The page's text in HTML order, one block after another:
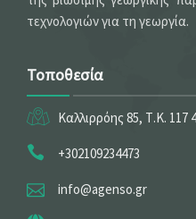
τεχνολογιών για τη γεωργία.
Τοποθεσία
Καλλιρρόης 85, Τ.Κ. 117
+302109234473
info@agenso.gr